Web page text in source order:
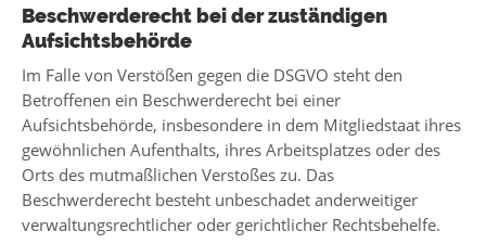
Beschwerde­recht bei der zuständigen
Aufsichts­behörde
Im Falle von Verstößen gegen die DSGVO steht den
Betroffenen ein Beschwerderecht bei einer
Aufsichtsbehörde, insbesondere in dem Mitgliedstaat ihres
gewöhnlichen Aufenthalts, ihres Arbeitsplatzes oder des
Orts des mutmaßlichen Verstoßes zu. Das
Beschwerderecht besteht unbeschadet anderweitiger
verwaltungsrechtlicher oder gerichtlicher Rechtsbehelfe.